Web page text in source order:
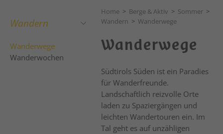
Wandern
Wanderwege
Wanderwochen
Home> Berge & Aktiv > Sommer>
Wandern > Wanderwege
Wanderwege
Südtirols Süden ist ein Paradies
für Wanderfreunde.
Landschaftlich reizvolle Orte
laden zu Spaziergängen und
leichten Wandertouren ein. Im
Tal geht es auf unzähligen